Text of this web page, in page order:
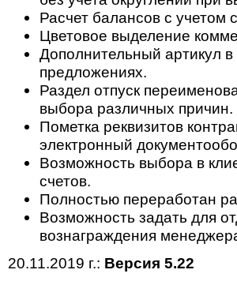
Расчет балансов с учетом
Цветовое выделение
Дополнительный артикул
предложениях.
Раздел отпуск
выбора различных причин.
Пометка реквизитов
электронный
Возможность выбора в
счетов.
Полностью переработан
Возможность задать для
вознаграждения
20.11.2019 г.: Версия 5.22